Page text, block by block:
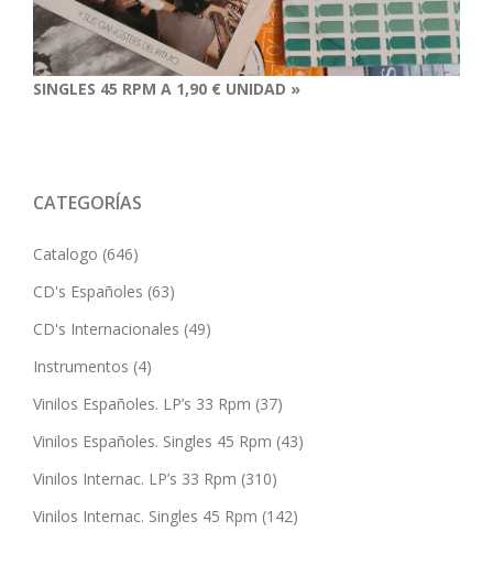
SINGLES 45 RPM A 1,90 € UNIDAD »
CATEGORÍAS
Catalogo (646)
CD's Españoles (63)
CD's Internacionales (49)
Instrumentos (4)
Vinilos Españoles. LP’s 33 Rpm (37)
Vinilos Españoles. Singles 45 Rpm (43)
Vinilos Internac. LP’s 33 Rpm (310)
Vinilos Internac. Singles 45 Rpm (142)